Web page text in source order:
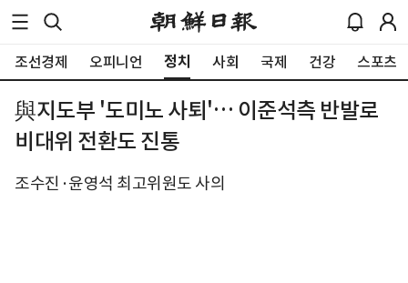
조선경제 오피니언 정치 사회 국제 건강 스포츠
與지도부 '도미노 사퇴'… 이준석측 반발로
비대위 전환도 진통
조수진·윤영석 최고위원도 사의